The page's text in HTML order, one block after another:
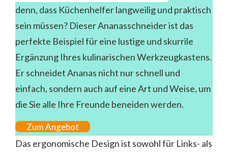
denn, dass Küchenhelfer langweilig und praktisch
sein müssen? Dieser Ananasschneider ist das
perfekte Beispiel für eine lustige und skurrile
Ergänzung Ihres kulinarischen Werkzeugkastens.
Er schneidet Ananas nicht nur schnell und
einfach, sondern auch auf eine Art und Weise, um
die Sie alle Ihre Freunde beneiden werden.
Zum Angebot
Das ergonomische Design ist sowohl für Links- als